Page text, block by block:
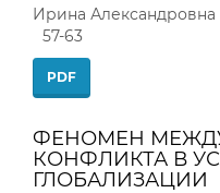
Ирина
57-63
PDF
ФЕНОМЕН
КОНФЛИКТА В
ГЛОБАЛИЗАЦИИ